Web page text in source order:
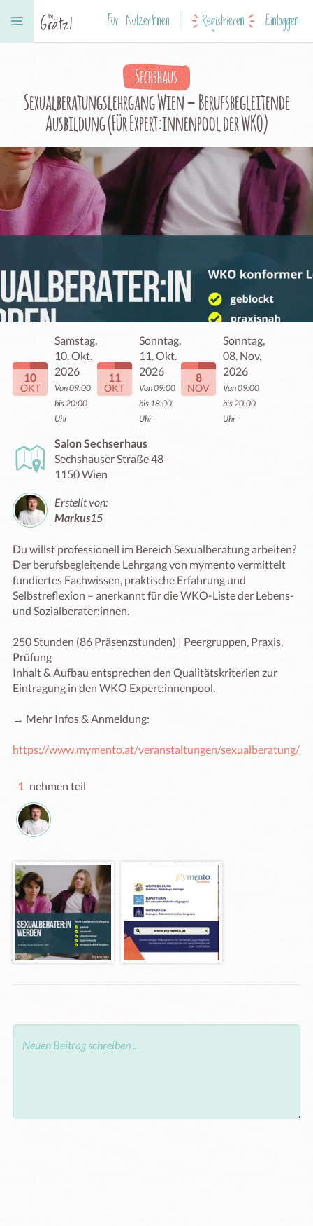
Für NutzerInnen Registrieren Einloggen
Sechshaus
Sexualberatungslehrgang Wien – Berufsbegleitende
Ausbildung (Für Expert:innenpool der WKO)
10
OKT
Samstag,
10. Okt.
2026
Von 09:00
bis 20:00
Uhr
11
OKT
Sonntag,
11. Okt.
2026
Von 09:00
bis 18:00
Uhr
8
NOV
Sonntag,
08. Nov.
2026
Von 09:00
bis 20:00
Uhr
Salon Sechserhaus
Sechshauser Straße 48
1150 Wien
Erstellt von:
Markus15
Du willst professionell im Bereich Sexualberatung arbeiten?
Der berufsbegleitende Lehrgang von mymento vermittelt
fundiertes Fachwissen, praktische Erfahrung und
Selbstreflexion – anerkannt für die WKO-Liste der Lebens-
und Sozialberater:innen.
250 Stunden (86 Präsenzstunden) | Peergruppen, Praxis,
Prüfung
Inhalt & Aufbau entsprechen den Qualitätskriterien zur
Eintragung in den WKO Expert:innenpool.
→ Mehr Infos & Anmeldung:
https://www.mymento.at/veranstaltungen/sexualberatung/
1 nehmen teil